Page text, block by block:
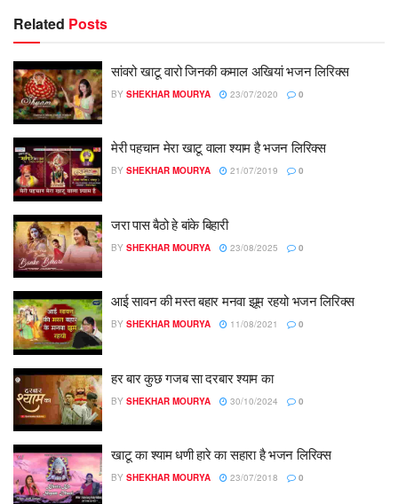
Related Posts
सांवरो खाटू वारो जिनकी कमाल अखियां भजन लिरिक्स
BY SHEKHAR MOURYA 23/07/2020 0
मेरी पहचान मेरा खाटू वाला श्याम है भजन लिरिक्स
BY SHEKHAR MOURYA 21/07/2019 0
जरा पास बैठो हे बांके बिहारी
BY SHEKHAR MOURYA 23/08/2025 0
आई सावन की मस्त बहार मनवा झूम रहयो भजन लिरिक्स
BY SHEKHAR MOURYA 11/08/2021 0
हर बार कुछ गजब सा दरबार श्याम का
BY SHEKHAR MOURYA 30/10/2024 0
खाटू का श्याम धणी हारे का सहारा है भजन लिरिक्स
BY SHEKHAR MOURYA 23/07/2018 0